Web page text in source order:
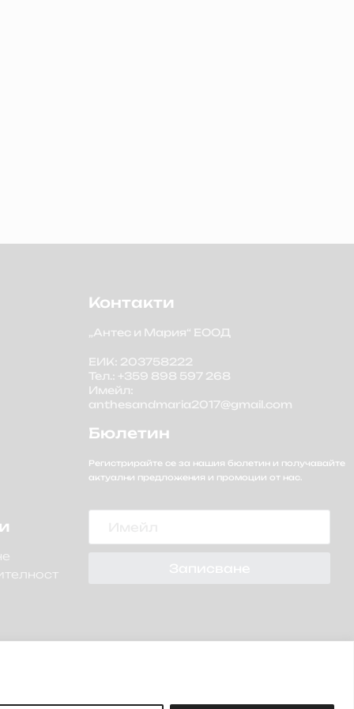
Контакти
„Антес и Мария“ ЕООД
ЕИК: 203758222
Тел.: +359 898 597 268
Имейл:
anthesandmaria2017@gmail.com
Бюлетин
Регистрирайте се за нашия бюлетин и получавайте
актуални предложения и промоции от нас.